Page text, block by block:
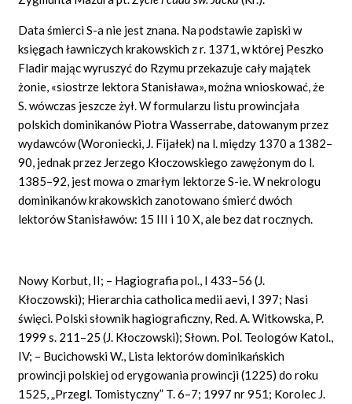
Data śmierci S-a nie jest znana. Na podstawie zapiski w
księgach ławniczych krakowskich z r. 1371, w której Peszko
Fladir mając wyruszyć do Rzymu przekazuje cały majątek
żonie, «siostrze lektora Stanisława», można wnioskować, że
S. wówczas jeszcze żył. W formularzu listu prowincjała
polskich dominikanów Piotra Wasserrabe, datowanym przez
wydawców (Woroniecki, J. Fijałek) na l. między 1370 a 1382–
90, jednak przez Jerzego Kłoczowskiego zawężonym do l.
1385–92, jest mowa o zmarłym lektorze S-ie. W nekrologu
dominikanów krakowskich zanotowano śmierć dwóch
lektorów Stanisławów: 15 III i 10 X, ale bez dat rocznych.
Nowy Korbut, II; – Hagiografia pol., I 433–56 (J.
Kłoczowski); Hierarchia catholica mediiaevi, I 397; Nasi
święci. Polski słownik hagiograficzny, Red. A. Witkowska, P.
1999 s. 211–25 (J. Kłoczowski); Słown. Pol. Teologów Katol.,
IV; – Bucichowski W., Lista lektorów dominikańskich
prowincji polskiej od erygowania prowincji (1225) do roku
1525, „Przegl. Tomistyczny” T. 6–7; 1997 nr 951; Korolec J.